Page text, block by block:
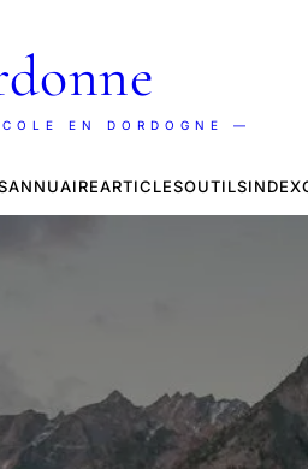
EN DORDOGNE —
ANNUAIREARTICLESOUTILSINDEX